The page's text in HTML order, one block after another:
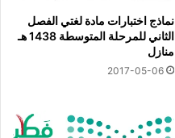
نماذج اختبارات مادة لغتي الفصل
الثاني للمرحلة المتوسطة 1438 هـ
منازل
2017-05-06